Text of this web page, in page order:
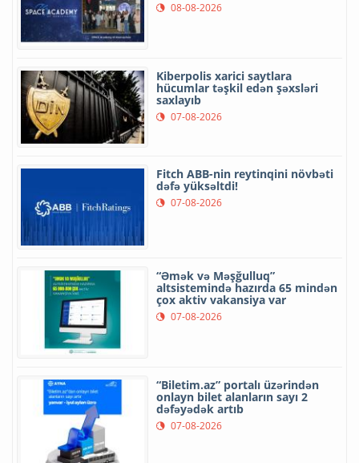
08-08-2026
Kiberpolis xarici saytlara
hücumlar təşkil edən şəxsləri
saxlayıb
07-08-2026
Fitch ABB-nin reytinqini növbəti
dəfə yüksəltdi!
07-08-2026
“Əmək və Məşğulluq”
altsistemində hazırda 65 mindən
çox aktiv vakansiya var
07-08-2026
“Biletim.az” portalı üzərindən
onlayn bilet alanların sayı 2
dəfəyədək artıb
07-08-2026